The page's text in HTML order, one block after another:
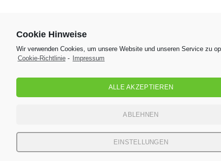
Cookie Hinweise
Wir verwenden Cookies, um unsere Website und unseren Service zu
Cookie-Richtlinie- Impressum
ALLE AKZEPTIEREN
ABLEHNEN
EINSTELLUNGEN